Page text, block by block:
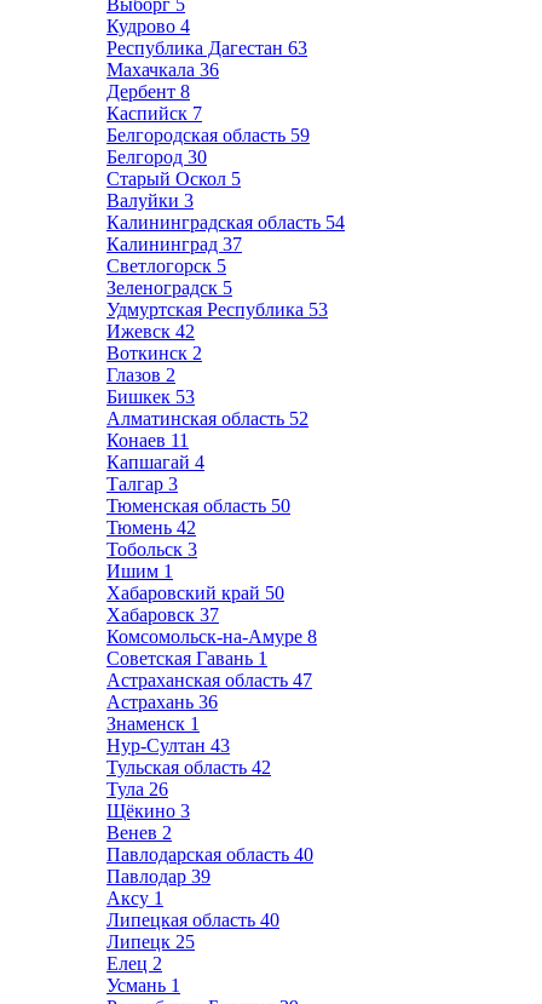
Выборг 5
Кудрово 4
Республика Дагестан 63
Махачкала 36
Дербент 8
Каспийск 7
Белгородская область 59
Белгород 30
Старый Оскол 5
Валуйки 3
Калининградская область 54
Калининград 37
Светлогорск 5
Зеленоградск 5
Удмуртская Республика 53
Ижевск 42
Воткинск 2
Глазов 2
Бишкек 53
Алматинская область 52
Конаев 11
Капшагай 4
Талгар 3
Тюменская область 50
Тюмень 42
Тобольск 3
Ишим 1
Хабаровский край 50
Хабаровск 37
Комсомольск-на-Амуре 8
Советская Гавань 1
Астраханская область 47
Астрахань 36
Знаменск 1
Нур-Султан 43
Тульская область 42
Тула 26
Щёкино 3
Венев 2
Павлодарская область 40
Павлодар 39
Аксу 1
Липецкая область 40
Липецк 25
Елец 2
Усмань 1